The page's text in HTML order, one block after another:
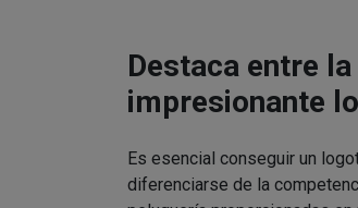
Destaca entre
impresionante
Es esencial conseguir un
diferenciarse de la